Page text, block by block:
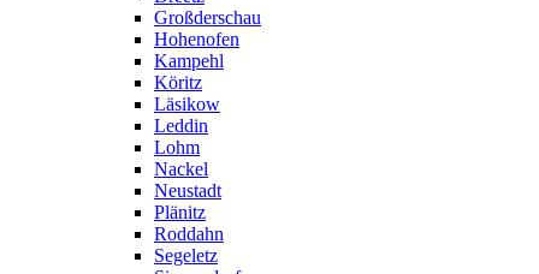
Großderschau
Hohenofen
Kampehl
Köritz
Läsikow
Leddin
Lohm
Nackel
Neustadt
Plänitz
Roddahn
Segeletz